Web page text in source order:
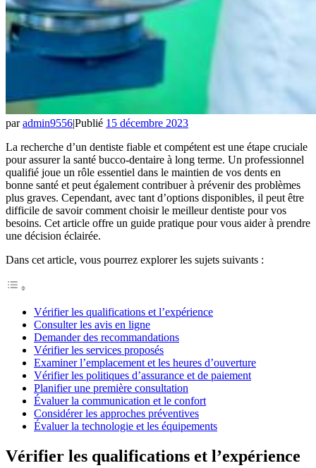
paradmin9556|Publié 15 décembre 2023
La recherche d’un dentiste fiable et compétent est une étape cruciale
pour assurer la santé bucco-dentaire à long terme. Un professionnel
qualifié joue un rôle essentiel dans le maintien de vos dents en
bonne santé et peut également contribuer à prévenir des problèmes
plus graves. Cependant, avec tant d’options disponibles, il peut être
difficile de savoir comment choisir le meilleur dentiste pour vos
besoins. Cet article offre un guide pratique pour vous aider à prendre
une décision éclairée.
Dans cet article, vous pourrez explorer les sujets suivants :
Vérifier les qualifications et l’expérience
Consulter les avis en ligne
Demander des recommandations
Vérifier les services proposés
Examiner l’emplacement et les heures d’ouverture
Vérifier les politiques d’assurance et de paiement
Planifier une première consultation
Évaluer la communication et le confort
Considérer les approches préventives
Évaluer la technologie et les équipements
Vérifier les qualifications et l’expérience